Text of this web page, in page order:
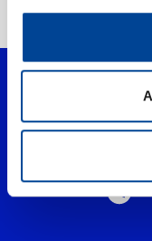
Home Pop >